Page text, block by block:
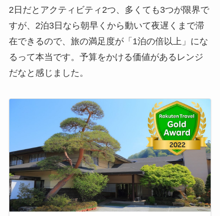
2日だとアクティビティ2つ、多くても3つが限界で
すが、2泊3日なら朝早くから動いて夜遅くまで滞
在できるので、旅の満足度が「1泊の倍以上」にな
るって本当です。予算をかける価値があるレンジ
だなと感じました。